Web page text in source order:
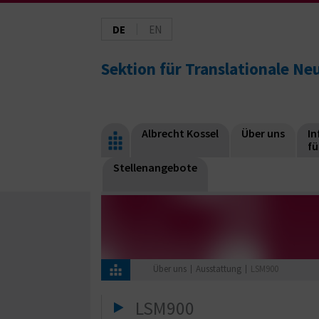
DE EN
Sektion für Translationale
Albrecht Kossel Über uns
Stellenangebote
Über uns Ausstattung LSM900
LSM900